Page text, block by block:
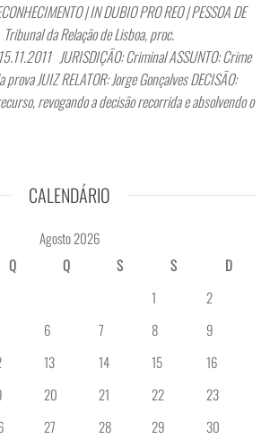
| IN DUBIO PRO REO | PESSOA DE
da Relação de Lisboa, proc.
JURISDIÇÃO: Criminal ASSUNTO: Crime
JUIZ RELATOR: Jorge Gonçalves DECISÃO:
revogando a decisão recorrida e absolvendo o
CALENDÁRIO
Agosto 2026
Q Q S S
D
1
2
6 7 8
9
13 14 15
16
20 21 22
23
27 28 29
30